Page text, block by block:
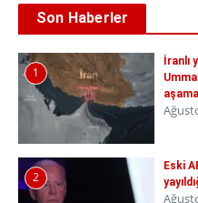
Son Haberler
1
İranlı
2
Eski